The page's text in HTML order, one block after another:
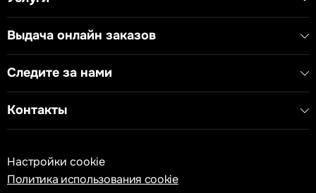
Выдача онлайн заказов
Следите за нами
Контакты
Настройки cookie
Политика использования cookie